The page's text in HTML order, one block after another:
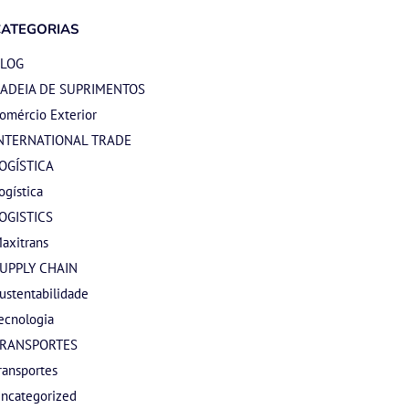
DE SUPRIMENTOS
Exterior
TRADE
CHAIN